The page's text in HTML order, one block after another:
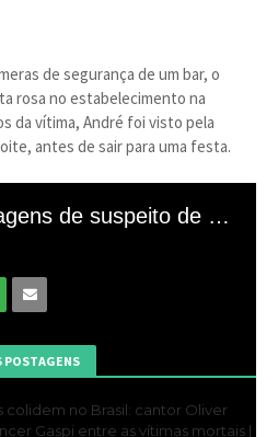
de segurança de um bar, o
rosa no estabelecimento na
da vítima, André foi visto pela
antes de sair para uma festa.
POSTAGENS
colidem no Brasil: cantor Oliver
Gaspi entre as vítimas mortais |